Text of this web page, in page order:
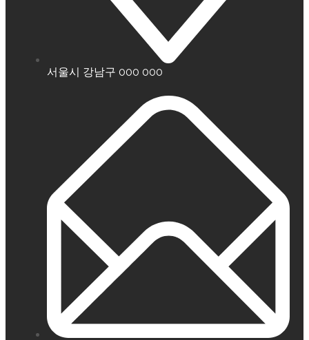
서울시 강남구 000 000